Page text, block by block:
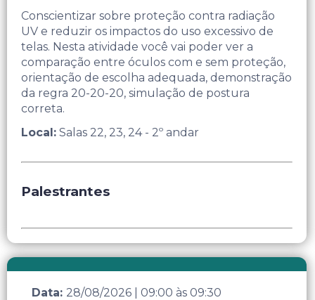
Conscientizar sobre proteção contra radiação
UV e reduzir os impactos do uso excessivo de
telas.​ Nesta atividade você vai poder ver a
comparação entre óculos com e sem proteção,
orientação de escolha adequada, demonstração
da regra 20-20-20, simulação de postura
correta.
Local: Salas 22, 23, 24 ​- 2º andar
Palestrantes
Data: 28/08/2026 09:00 às 09:30